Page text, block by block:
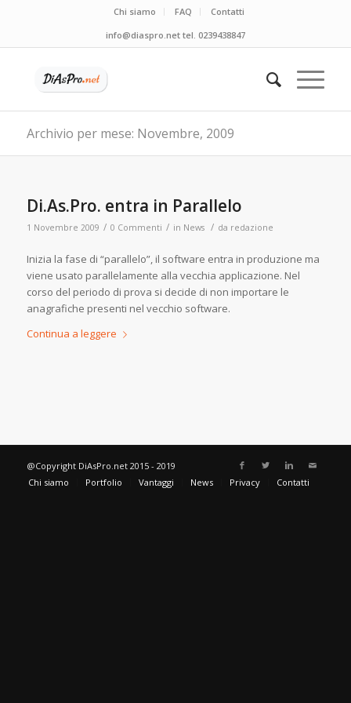
Chi siamo FAQ
Contatti
info@diaspro.net tel. 0239438847
Archivio per mese: Novembre, 2009
Di.As.Pro. entra in Parallelo
1 Novembre 2009 / 0 Commenti / in News / da redazione
Inizia la fase di “parallelo”, il software entra in produzione ma
viene usato parallelamente alla vecchia applicazione. Nel
corso del periodo di prova si decide di non importare le
anagrafiche presenti nel vecchio software.
Continua a leggere
@Copyright DiAsPro.net 2015 - 2019
Chi siamo
Portfolio Vantaggi News Privacy Contatti